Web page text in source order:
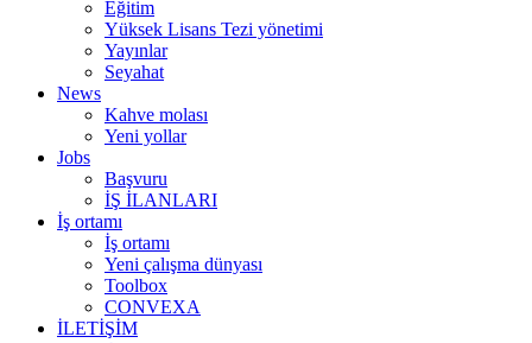
Eğitim
Yüksek Lisans Tezi yönetimi
Yayınlar
Seyahat
News
Kahve molası
Yeni yollar
Jobs
Başvuru
İŞ İLANLARI
İş ortamı
İş ortamı
Yeni çalışma dünyası
Toolbox
CONVEXA
İLETİŞİM